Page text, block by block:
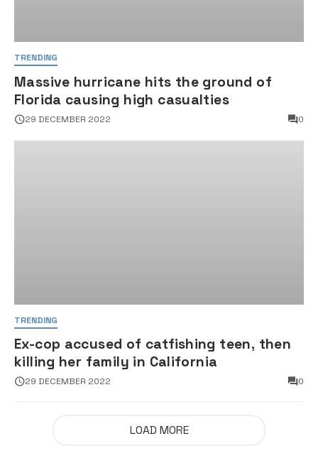
TRENDING
Massive hurricane hits the ground of
Florida causing high casualties
29 DECEMBER 2022 0
TRENDING
Ex-cop accused of catfishing teen, then
killing her family in California
29 DECEMBER 2022 0
LOAD MORE